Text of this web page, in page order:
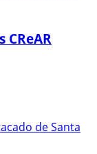
CReAR